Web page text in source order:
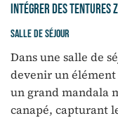
Intégrer des tentures
Salle de séjour
Dans une salle de
devenir un
un grand mandala
canapé, capturant